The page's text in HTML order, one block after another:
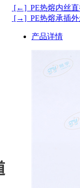
[←] PE热熔内丝直
[→] PE热熔承插外
产品详情